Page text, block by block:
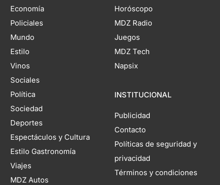
Economía
Policiales
Mundo
Estilo
Vinos
Sociales
Política
Sociedad
Deportes
Espectáculos y Cultura
Estilo Gastronomía
Viajes
MDZ Autos
Horóscopo
MDZ Radio
Juegos
MDZ Tech
Napsix
INSTITUCIONAL
Publicidad
Contacto
Políticas de seguridad y
privacidad
Términos y condiciones